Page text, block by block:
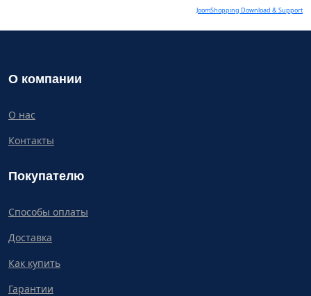
JoomShopping Download & Support
О компании
О нас
Контакты
Покупателю
Способы оплаты
Доставка
Как купить
Гарантии